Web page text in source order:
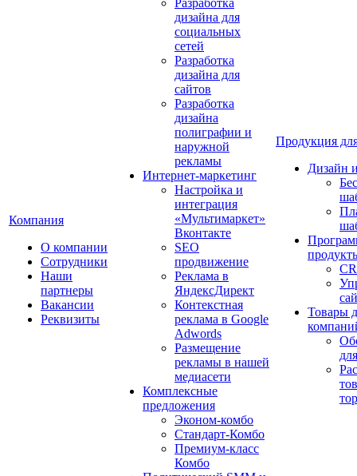
Компания
О компании
Сотрудники
Наши
партнеры
Вакансии
Реквизиты
Разработка
дизайна для
социальных
сетей
Разработка
дизайна для
сайтов
Разработка
дизайна
полиграфии и
наружной
рекламы
Интернет-маркетинг
Настройка и
интеграция
«Мультимаркет»
Вконтакте
SEO
продвижение
Реклама в
ЯндексДирект
Контекстная
реклама в Google
Adwords
Размещение
рекламы в нашей
медиасети
Комплексные
предложения
Эконом-комбо
Стандарт-Комбо
Премиум-класс
Комбо
Продукция
Дизайн
Товары